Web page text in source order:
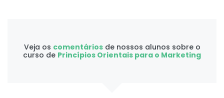
Veja os comentáriosde nossos alunos sobre o
curso de Princípios Orientais para o Marketing